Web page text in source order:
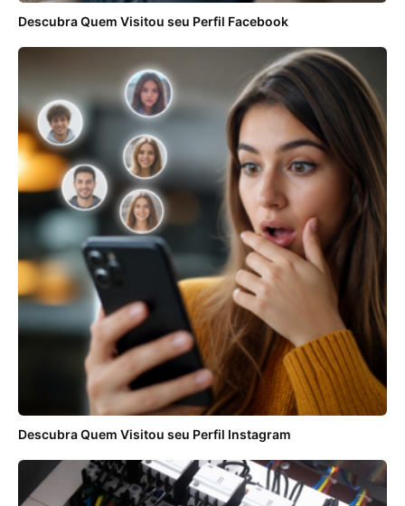
Descubra Quem Visitou seu Perfil Facebook
Descubra Quem Visitou seu Perfil Instagram